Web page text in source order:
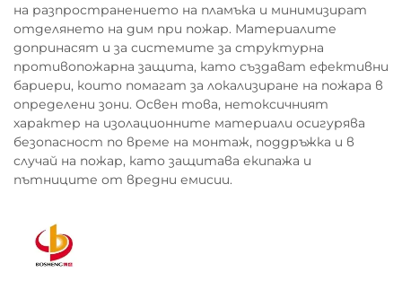
на разпространението на пламъка и минимизират
отделянето на дим при пожар. Материалите
допринасят и за системите за структурна
противопожарна защита, като създават ефективни
бариери, които помагат за локализиране на пожара в
определени зони. Освен това, нетоксичният
характер на изолационните материали осигурява
безопасност по време на монтаж, поддръжка и в
случай на пожар, като защитава екипажа и
пътниците от вредни емисии.